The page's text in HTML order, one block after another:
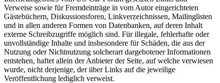
Verweise sowie für Fremdeinträge in vom Autor eingerichteten
Gästebüchern, Diskussionsforen, Linkverzeichnissen, Mailinglisten
und in allen anderen Formen von Datenbanken, auf deren Inhalt
externe Schreibzugriffe möglich sind. Für illegale, fehlerhafte oder
unvollständige Inhalte und insbesondere für Schäden, die aus der
Nutzung oder Nichtnutzung solcherart dargebotener Informationen
entstehen, haftet allein der Anbieter der Seite, auf welche verwiesen
wurde, nicht derjenige, der über Links auf die jeweilige
Veröffentlichung lediglich verweist.